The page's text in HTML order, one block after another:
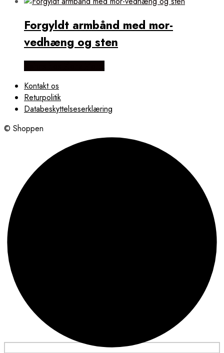
Forgyldt armbånd med mor-
vedhæng og sten
Kontakt os
Returpolitik
Databeskyttelseserklæring
© Shoppen